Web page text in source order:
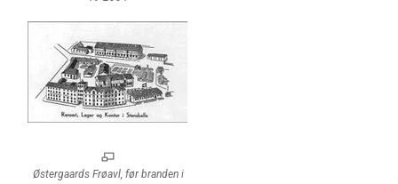
Østergaards Frøavl, før branden i